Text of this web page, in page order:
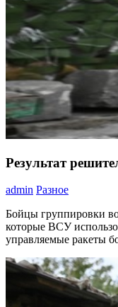
Результат
admin Разное
Бойцы группировки
которые ВСУ
управляемые ракеты